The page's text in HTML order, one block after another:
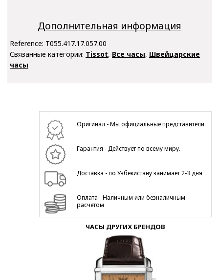
Дополнительная информация
Reference: T055.417.17.057.00
Связанные категории: Tissot, Все часы, Швейцарские
часы
Оригинал - Мы официальные представители.
Гарантия - Действует по всему миру.
Доставка - по Узбекистану занимает 2-3 дня
Оплата - Наличным или безналичным
расчетом
ЧАСЫ ДРУГИХ БРЕНДОВ